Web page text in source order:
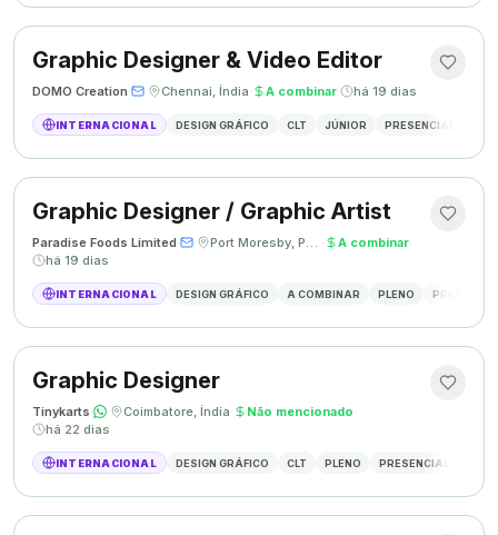
Graphic Designer & Video Editor
DOMO Creation· · Chennai, Índia· A combinar· há 19 dias
INTERNACIONAL DESIGN GRÁFICO CLT JÚNIOR PRESENCIAL
Graphic Designer / Graphic Artist
Paradise Foods Limited· · Port Moresby, Papua Nova Guiné · A combinar·
há 19 dias
INTERNACIONAL DESIGN GRÁFICO A COMBINAR PLENO
Graphic Designer
Tinykarts· · Coimbatore, Índia· Não mencionado·
há 22 dias
INTERNACIONAL DESIGN GRÁFICO CLT PLENO PRESENCIAL